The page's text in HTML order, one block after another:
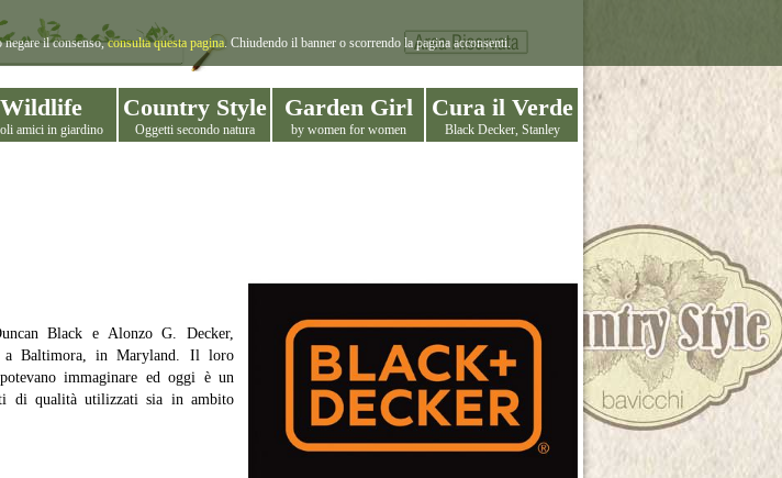
Wildlife
amici in giardino
Country Style
Oggetti secondo natura
Garden Girl
by women for women
Cura il Verde
Black Decker, Stanley
Black e Alonzo G. Decker,
a Baltimora, in Maryland. Il loro
immaginare ed oggi è un
di qualità utilizzati sia in ambito
negare il consenso,consulta questa pagina. Chiudendo il banner o scorrendo la pagina acconsenti.